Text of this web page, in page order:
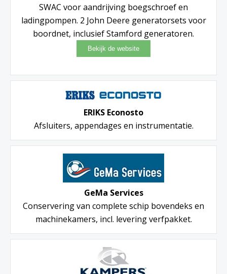
SWAC voor aandrijving boegschroef en
ladingpompen. 2 John Deere generatorsets voor
boordnet, inclusief Stamford generatoren.
ERIKS Econosto
Afsluiters, appendages en instrumentatie.
GeMa Services
Conservering van complete schip bovendeks en
machinekamers, incl. levering verfpakket.